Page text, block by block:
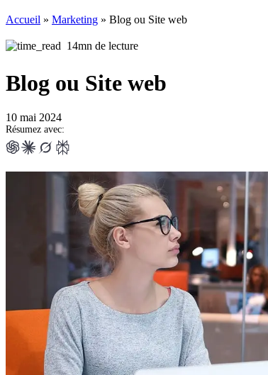
Accueil » Marketing » Blog ou Site web
14mn de lecture
Blog ou Site web
10 mai 2024
Résumez avec: